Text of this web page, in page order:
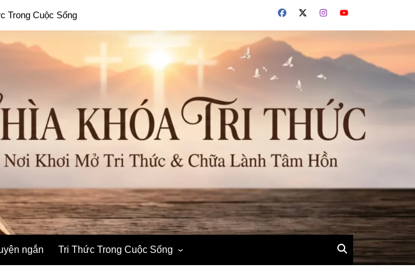
Trong Cuộc Sống
ngắn Tri Thức Trong Cuộc Sống